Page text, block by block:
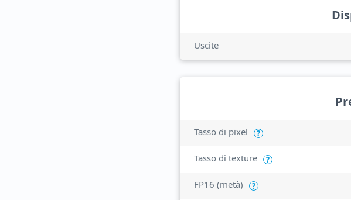
Uscite
Tasso di pixel ?
Tasso di texture ?
FP16 (metà) ?